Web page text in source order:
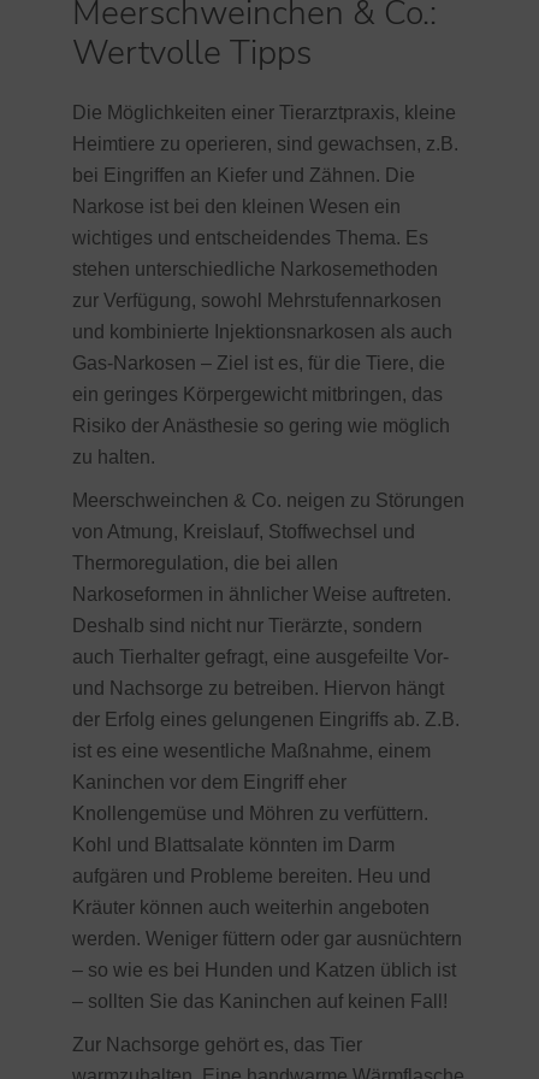
Meerschweinchen & Co.:
Wertvolle Tipps
Die Möglichkeiten einer Tierarztpraxis, kleine
Heimtiere zu operieren, sind gewachsen, z.B.
bei Eingriffen an Kiefer und Zähnen. Die
Narkose ist bei den kleinen Wesen ein
wichtiges und entscheidendes Thema. Es
stehen unterschiedliche Narkosemethoden
zur Verfügung, sowohl Mehrstufennarkosen
und kombinierte Injektionsnarkosen als auch
Gas-Narkosen – Ziel ist es, für die Tiere, die
ein geringes Körpergewicht mitbringen, das
Risiko der Anästhesie so gering wie möglich
zu halten.
Meerschweinchen & Co. neigen zu Störungen
von Atmung, Kreislauf, Stoffwechsel und
Thermoregulation, die bei allen
Narkoseformen in ähnlicher Weise auftreten.
Deshalb sind nicht nur Tierärzte, sondern
auch Tierhalter gefragt, eine ausgefeilte Vor-
und Nachsorge zu betreiben. Hiervon hängt
der Erfolg eines gelungenen Eingriffs ab. Z.B.
ist es eine wesentliche Maßnahme, einem
Kaninchen vor dem Eingriff eher
Knollengemüse und Möhren zu verfüttern.
Kohl und Blattsalate könnten im Darm
aufgären und Probleme bereiten. Heu und
Kräuter können auch weiterhin angeboten
werden. Weniger füttern oder gar ausnüchtern
– so wie es bei Hunden und Katzen üblich ist
– sollten Sie das Kaninchen auf keinen Fall!
Zur Nachsorge gehört es, das Tier